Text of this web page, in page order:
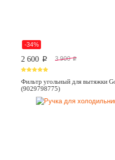
-34%
2 600 p 3 900 p
Фильтр угольный для вытяжки
(9029798775)